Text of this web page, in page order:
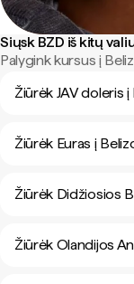
Siųsk BZD iš kitų
Palygink kursus į
Žiūrėk JAV doleris
Žiūrėk Euras į
Žiūrėk Didžiosios
Žiūrėk Olandijos